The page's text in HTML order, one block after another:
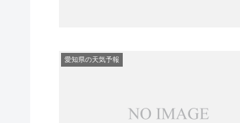
愛知県の天気予報